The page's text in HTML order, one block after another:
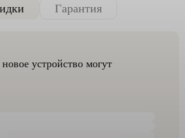
Гарантия
устройство могут